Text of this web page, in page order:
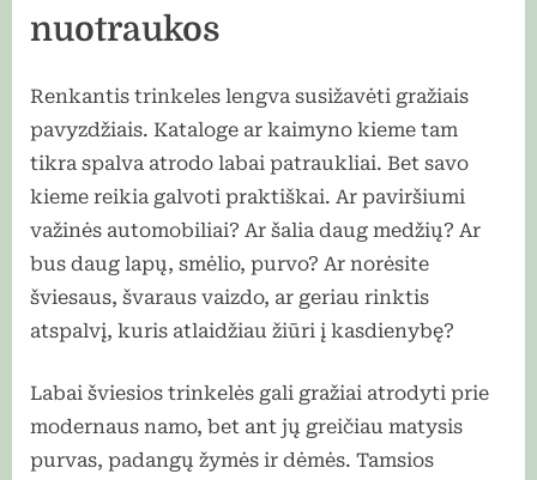
nuotraukos
Renkantis trinkeles lengva susižavėti gražiais
pavyzdžiais. Kataloge ar kaimyno kieme tam
tikra spalva atrodo labai patraukliai. Bet savo
kieme reikia galvoti praktiškai. Ar paviršiumi
važinės automobiliai? Ar šalia daug medžių? Ar
bus daug lapų, smėlio, purvo? Ar norėsite
šviesaus, švaraus vaizdo, ar geriau rinktis
atspalvį, kuris atlaidžiau žiūri į kasdienybę?
Labai šviesios trinkelės gali gražiai atrodyti prie
modernaus namo, bet ant jų greičiau matysis
purvas, padangų žymės ir dėmės. Tamsios